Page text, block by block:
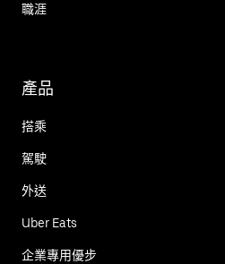
職涯
產品
搭乘
駕駛
外送
Uber Eats
企業專用優步